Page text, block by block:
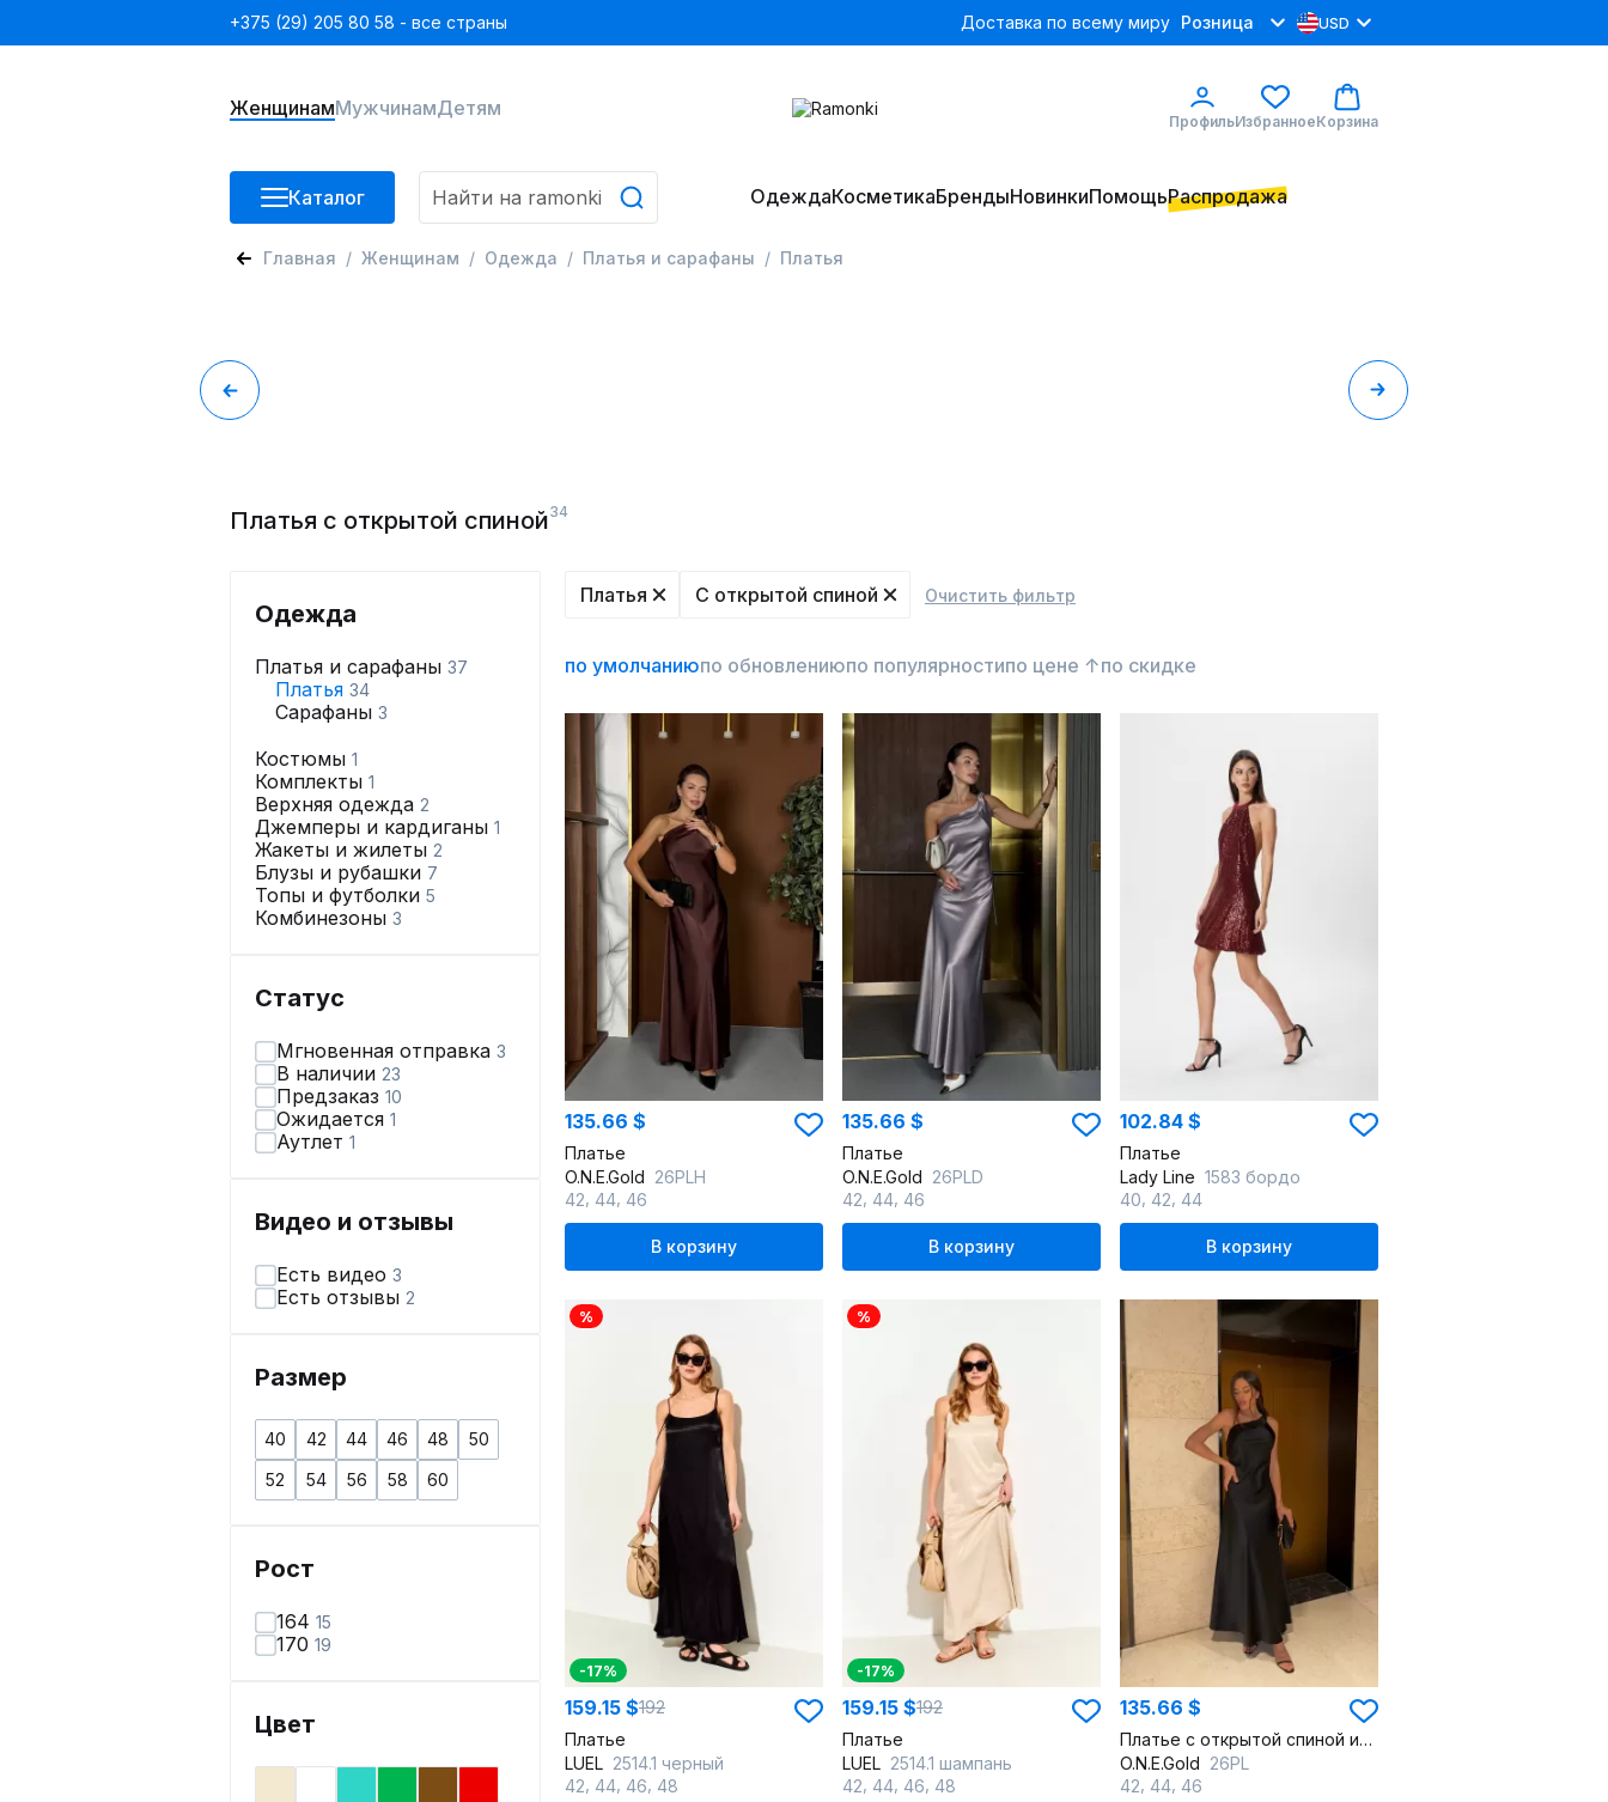
+375 (29) 205 80 58 - все страны Доставка по всему миру Розница USD
ЖенщинамМужчинамДетям
ПрофильИзбранноеКорзина
Каталог ОдеждаКосметикаБрендыНовинкиПомощьРаспродажа
Главная Женщинам Одежда Платья и сарафаны Платья
Платья с открытой спиной34
Одежда
Платья и сарафаны 37
Платья 34
Сарафаны 3
Костюмы 1
Комплекты 1
Верхняя одежда 2
Джемперы и кардиганы 1
Жакеты и жилеты 2
Блузы и рубашки 7
Топы и футболки 5
Комбинезоны 3
Статус
Мгновенная отправка 3
В наличии 23
Предзаказ 10
Ожидается 1
Аутлет 1
Видео и отзывы
Есть видео 3
Есть отзывы 2
Размер
40 42 44 46 48
50
52
54 56 58 60
Рост
164 15
170 19
Цвет
Платья C открытой спиной Очистить фильтр
по умолчаниюпо обновлениюпо популярностипо цене ↑по скидке
135.66 $
Платье
O.N.E.Gold 26PLH
42 44 46
В корзину
135.66 $
Платье
O.N.E.Gold 26PLD
42 44 46
В корзину
102.84 $
Платье
Lady Line 1583 бордо
40 42 44
В корзину
%
-17%
159.15 $192
Платье
LUEL 2514.1 черный
42 44 46 48
%
-17%
159.15 $192
Платье
LUEL 2514.1 шампань
42 44 46 48
135.66 $
Платье с открытой спиной из атласа для праздника
O.N.E.Gold 26PL
42 44 46